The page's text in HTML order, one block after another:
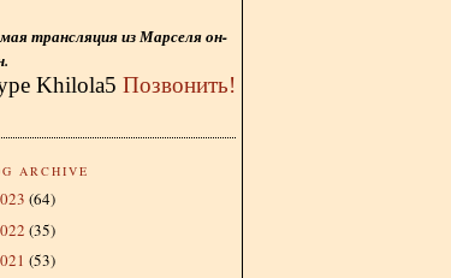
трансляция из Марселя он-
Khilola5 Позвонить!
ARCHIVE
(64)
(35)
(53)